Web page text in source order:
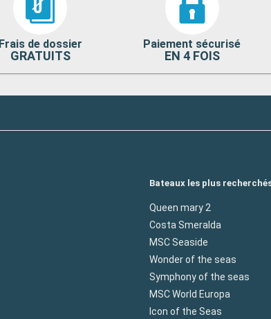
Frais de dossier
GRATUITS
Paiement sécurisé
EN 4 FOIS
Bateaux les plus
Queen mary 2
Costa Smeralda
MSC Seaside
Wonder of the seas
Symphony of the seas
MSC World Europa
Icon of the Seas